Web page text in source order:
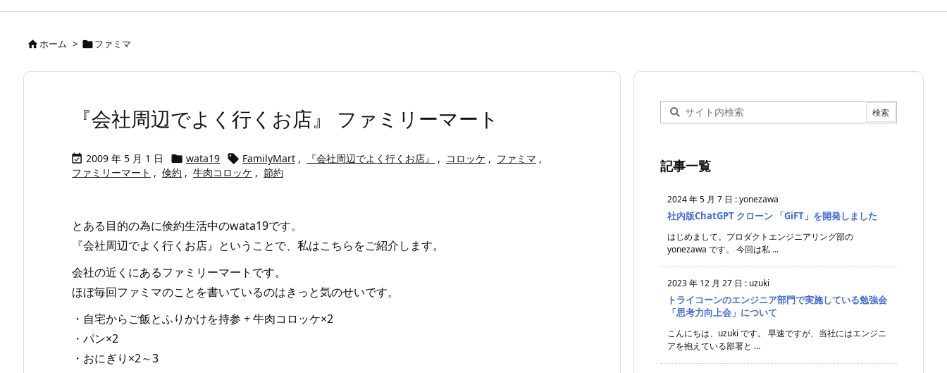
ホーム > ファミマ
『会社周辺でよく行くお店』 ファミリーマート
 2009 年 5 月 1 日  wata19  FamilyMart , 『会社周辺でよく行くお店』 , コロッケ , ファミマ ,
ファミリーマート , 倹約 , 牛肉コロッケ , 節約
とある目的の為に倹約生活中のwata19です。
『会社周辺でよく行くお店』ということで、私はこちらをご紹介します。
会社の近くにあるファミリーマートです。
ほぼ毎回ファミマのことを書いているのはきっと気のせいです。
・自宅からご飯とふりかけを持参 + 牛肉コロッケ×2
・パン×2
・おにぎり×2～3
記事一覧
2024 年 5 月 7 日 :yonezawa
社内版ChatGPT クローン 「GiFT」を開発しました
はじめまして。プロダクトエンジニアリング部の
yonezawa です。 今回は私 ...
2023 年 12 月 27 日 : uzuki
トライコーンのエンジニア部門で実施している勉強会
「思考力向上会」について
こんにちは、uzuki です。 早速ですが、当社にはエンジニ
アを抱えている部署と ...